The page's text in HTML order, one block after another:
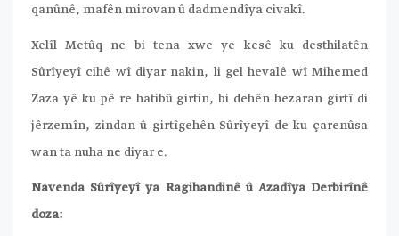
qanûnê, mafên mirovan û dadmendîya civakî.
Xelîl Metûq ne bi tena xwe ye kesê ku desthilatên
Sûrîyeyî cihê wî diyar nakin, li gel hevalê wî Mihemed
Zaza yê ku pê re hatibû girtin, bi dehên hezaran girtî di
jêrzemîn, zindan û girtîgehên Sûrîyeyî de ku çarenûsa
wan ta nuha ne diyar e.
Navenda Sûrîyeyî ya Ragihandinê û Azadîya Derbirînê
doza: